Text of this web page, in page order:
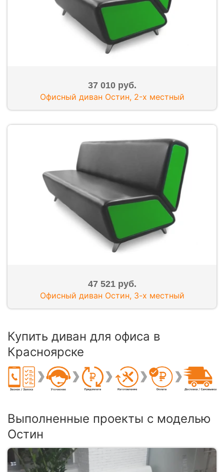
37 010 руб.
Офисный диван Остин, 2-x местный
47 521 руб.
Офисный диван Остин, 3-х местный
Купить диван для офиса в
Красноярске
Выполненные проекты с моделью
Остин